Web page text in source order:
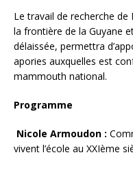
Le travail de recherche
la frontière de la Guyane
délaissée, permettra
apories auxquelles est
mammouth national.
Programme
Nicole Armoudon :
vivent l’école au XXIème